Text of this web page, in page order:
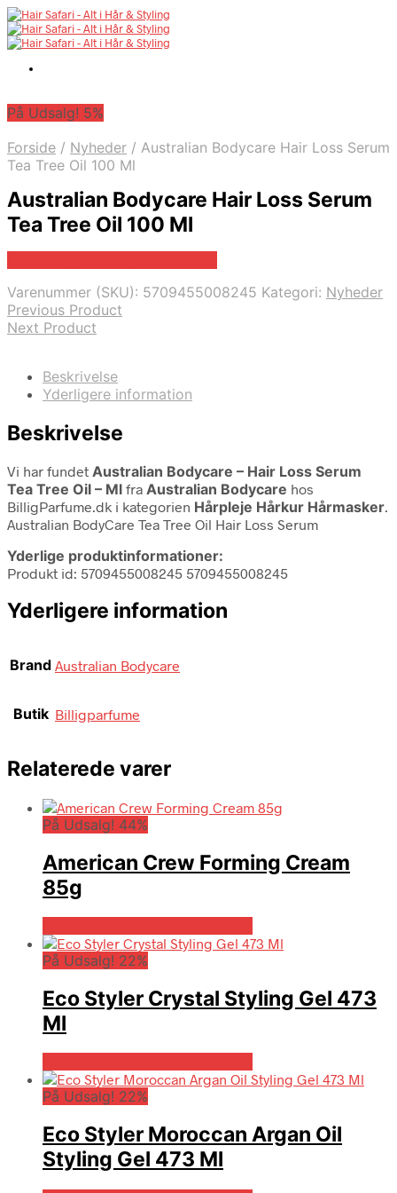
På Udsalg! 5%
Forside / Nyheder / Australian Bodycare Hair Loss Serum
Tea Tree Oil 100 Ml
Australian Bodycare Hair Loss Serum
Tea Tree Oil 100 Ml
Varenummer (SKU): 5709455008245 Kategori: Nyheder
Previous Product
Next Product
Beskrivelse
Yderligere information
Beskrivelse
Vi har fundet Australian Bodycare – Hair Loss Serum
Tea Tree Oil – Ml fra Australian Bodycare hos
BilligParfume.dk i kategorien Hårpleje Hårkur Hårmasker.
Australian BodyCare Tea Tree Oil Hair Loss Serum
Yderlige produktinformationer:
Produkt id: 5709455008245 5709455008245
Yderligere information
Brand Australian Bodycare
Butik Billigparfume
Relaterede varer
På Udsalg! 44%
American Crew Forming Cream
85g
På Udsalg! 22%
Eco Styler Crystal Styling Gel 473
Ml
På Udsalg! 22%
Eco Styler Moroccan Argan Oil
Styling Gel 473 Ml